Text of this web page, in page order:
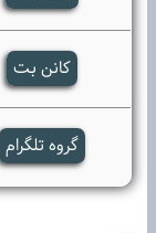
کانن بت
گروه تلگرام